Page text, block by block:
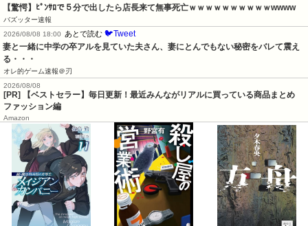
【驚愕】ﾋﾟﾝｻﾛで５分で出したら店長来て無事死亡ｗｗｗｗｗｗｗｗｗｗwwww
バズッター速報
2026/08/08 18:00
あとで読む 🐦Tweet
妻と一緒に中学の卒アルを見ていた夫さん、妻にとんでもない秘密をバレて震え
る・・・
オレ的ゲーム速報＠刃
2026/08/08
[PR] 【ベストセラー】毎日更新！最近みんながリアルに買っている商品まとめ
ファッション編
Amazon